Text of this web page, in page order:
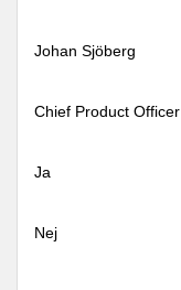
Johan Sjöberg
Chief Product Officer
Ja
Nej